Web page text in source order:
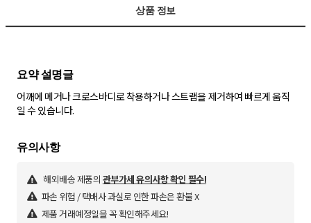
상품 정보
요약 설명글
어깨에 메거나 크로스바디로 착용하거나 스트랩을 제거하여 빠르게 움직
일 수 있습니다.
유의사항
해외배송 제품의 관부가세 유의사항 확인 필수!
파손 위험 / 택배사 과실로 인한 파손은 환불 X
제품 거래예정일을 꼭 확인해주세요!